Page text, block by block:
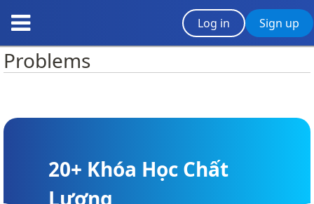
Log in Sign up
Problems
20+ Khóa Học Chất
Lượng